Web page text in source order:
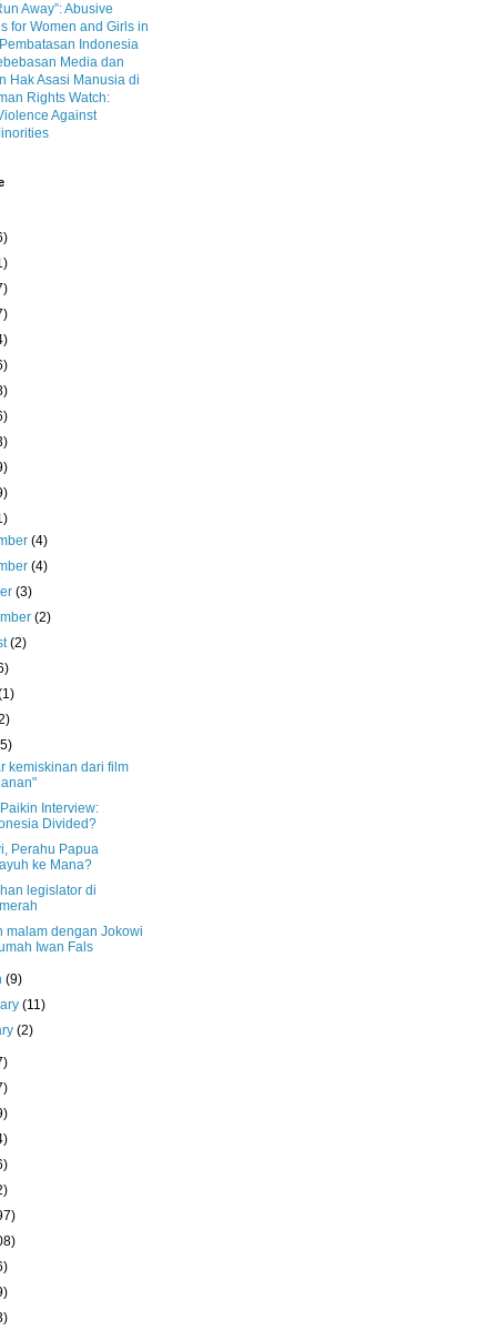
Away”: Abusive
for Women and Girls in
Pembatasan Indonesia
Media dan
Hak Asasi Manusia di
Rights Watch:
Against
(4)
(4)
(3)
(2)
(2)
kemiskinan dari film
Interview:
Divided?
Perahu Papua
ke Mana?
legislator di
malam dengan Jokowi
Iwan Fals
(9)
(11)
(2)